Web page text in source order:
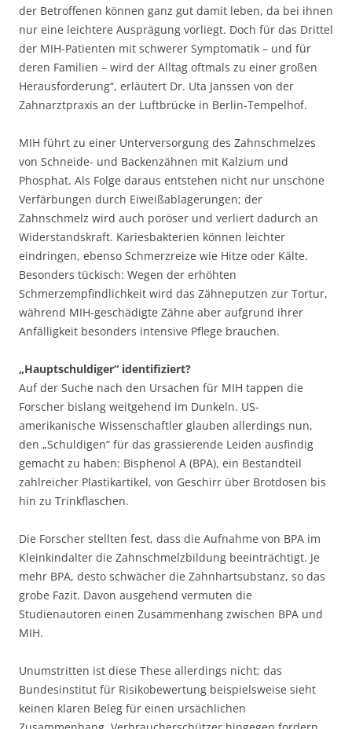
der Betroffenen können ganz gut damit leben, da bei ihnen
nur eine leichtere Ausprägung vorliegt. Doch für das Drittel
der MIH-Patienten mit schwerer Symptomatik – und für
deren Familien – wird der Alltag oftmals zu einer großen
Herausforderung“, erläutert Dr. Uta Janssen von der
Zahnarztpraxis an der Luftbrücke in Berlin-Tempelhof.
MIH führt zu einer Unterversorgung des Zahnschmelzes
von Schneide- und Backenzähnen mit Kalzium und
Phosphat. Als Folge daraus entstehen nicht nur unschöne
Verfärbungen durch Eiweißablagerungen; der
Zahnschmelz wird auch poröser und verliert dadurch an
Widerstandskraft. Kariesbakterien können leichter
eindringen, ebenso Schmerzreize wie Hitze oder Kälte.
Besonders tückisch: Wegen der erhöhten
Schmerzempfindlichkeit wird das Zähneputzen zur Tortur,
während MIH-geschädigte Zähne aber aufgrund ihrer
Anfälligkeit besonders intensive Pflege brauchen.
„Hauptschuldiger“ identifiziert?
Auf der Suche nach den Ursachen für MIH tappen die
Forscher bislang weitgehend im Dunkeln. US-
amerikanische Wissenschaftler glauben allerdings nun,
den „Schuldigen“ für das grassierende Leiden ausfindig
gemacht zu haben: Bisphenol A (BPA), ein Bestandteil
zahlreicher Plastikartikel, von Geschirr über Brotdosen bis
hin zu Trinkflaschen.
Die Forscher stellten fest, dass die Aufnahme von BPA im
Kleinkindalter die Zahnschmelzbildung beeinträchtigt. Je
mehr BPA, desto schwächer die Zahnhartsubstanz, so das
grobe Fazit. Davon ausgehend vermuten die
Studienautoren einen Zusammenhang zwischen BPA und
MIH.
Unumstritten ist diese These allerdings nicht; das
Bundesinstitut für Risikobewertung beispielsweise sieht
keinen klaren Beleg für einen ursächlichen